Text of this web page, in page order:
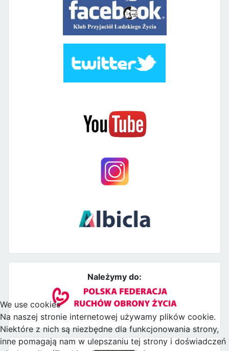
Należymy do:
We use cookies
Na naszej stronie internetowej używamy plików cookie.
Niektóre z nich są niezbędne dla funkcjonowania strony,
inne pomagają nam w ulepszaniu tej strony i doświadczeń